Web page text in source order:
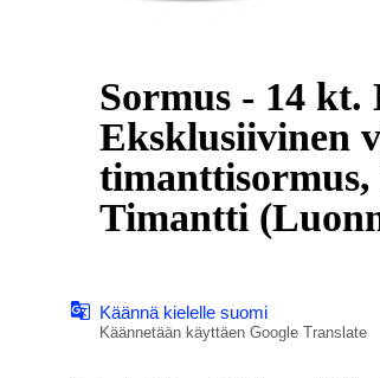
Sormus - 14
Eksklusiivinen
timanttisormus,
Timantti
Käännä kielelle suomi
Käännetään käyttäen Google Translate